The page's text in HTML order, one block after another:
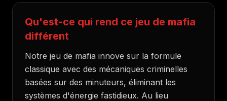
Qu'est-ce qui rend ce jeu de mafia
différent
Notre jeu de mafia innove sur la formule
classique avec des mécaniques criminelles
basées sur des minuteurs, éliminant les
systèmes d'énergie fastidieux. Au lieu